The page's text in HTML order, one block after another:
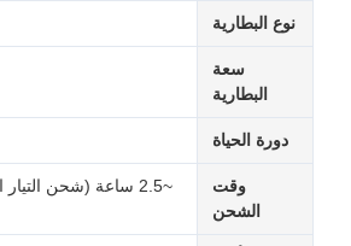
نوع البطارية
سعة
البطارية
دورة الحياة
وقت
الشحن